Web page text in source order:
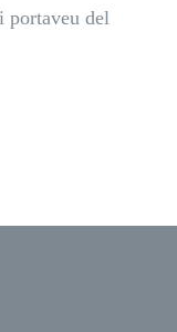
portaveu del